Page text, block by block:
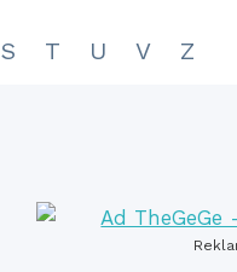
S T U V Z